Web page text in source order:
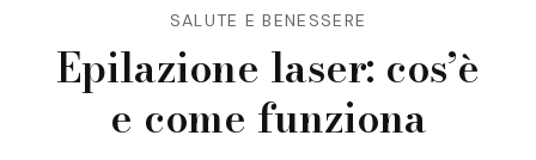
SALUTE E BENESSERE
Epilazione laser: cos’è
e come funziona